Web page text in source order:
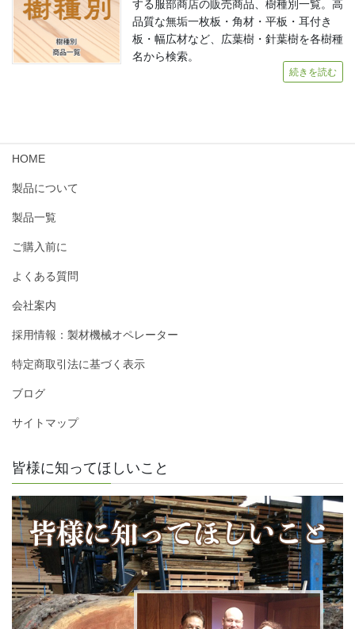
する服部商店の販売商品、樹種別一覧。高
品質な無垢一枚板・角材・平板・耳付き
板・幅広材など、広葉樹・針葉樹を各樹種
名から検索。
続きを読む
HOME
製品について
製品一覧
ご購入前に
よくある質問
会社案内
採用情報：製材機械オペレーター
特定商取引法に基づく表示
ブログ
サイトマップ
皆様に知ってほしいこと